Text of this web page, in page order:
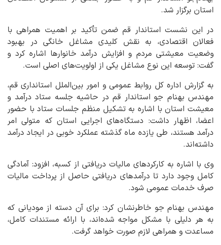
استان برگزار شد.
در این نشست استاندار قم ضمن تأکید بر اهمیت همراهی با
فعالان اقتصادی، به نقش کلیدی مشاغل خانگی در بهبود
وضعیت معیشتی مردم و افزایش درآمد خانوارها اشاره کرد و
گفت: توسعه این نوع مشاغل یکی از اولویت‌های اصلی است.
به گزارش اداره کل روابط عمومی و امور بین‌الملل استانداری قم،
مهندس بهنام جو استاندار قم در حاشیه جلسه ستاد درآمد و
معیشت استان با اشاره به تشکیل منظم جلسات ستاد با حضور
اعضا، اظهار داشت: دستگاه‌های اجرایی استان که متولی امر
درآمد هستند، طی یازده ماه گذشته عملکرد خوبی در ایجاد درآمد
داشته‌اند.
وی با اشاره به کارکردهای مالیات دریافتی از کسبه، افزود: آمادگی
کامل وجود دارد تا درآمدهای دریافتی حاصل از پرداخت مالیات
صرف خدمات عمومی شود.
مهندس بهنام جو خاطرنشان کرد: برای آن دسته از مودیانی که
به هر دلیلی با مشکل مواجه شده‌اند، با ارائه مستندات کامل،
مساعدت و همراهی لازم صورت خواهد گرفت.